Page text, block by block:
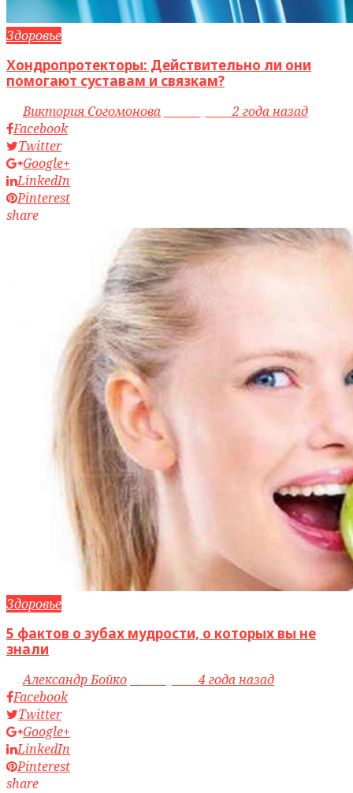
Здоровье
Хондропротекторы: Действительно ли они
помогают суставам и связкам?
byВиктория Согомонова access_time2 года назад
Facebook
Twitter
Google+
LinkedIn
Pinterest
share
Здоровье
5 фактов о зубах мудрости, о которых вы не
знали
byАлександр Бойко
4 года назад
Facebook
Twitter
Google+
LinkedIn
Pinterest
share